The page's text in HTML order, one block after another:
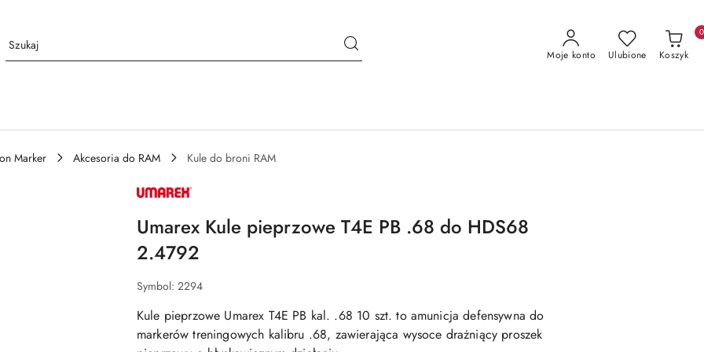
Moje konto Ulubione Koszyk
0
Marker Akcesoria do RAM
Kule do broni RAM
NAZWA
PRODUCENTA:
Umarex Kule pieprzowe T4E PB .68 do HDS68
2.4792
Symbol: 2294
Kule pieprzowe Umarex T4E PB kal. .68 10 szt. to amunicja defensywna do
markerów treningowych kalibru .68, zawierająca wysoce drażniący proszek